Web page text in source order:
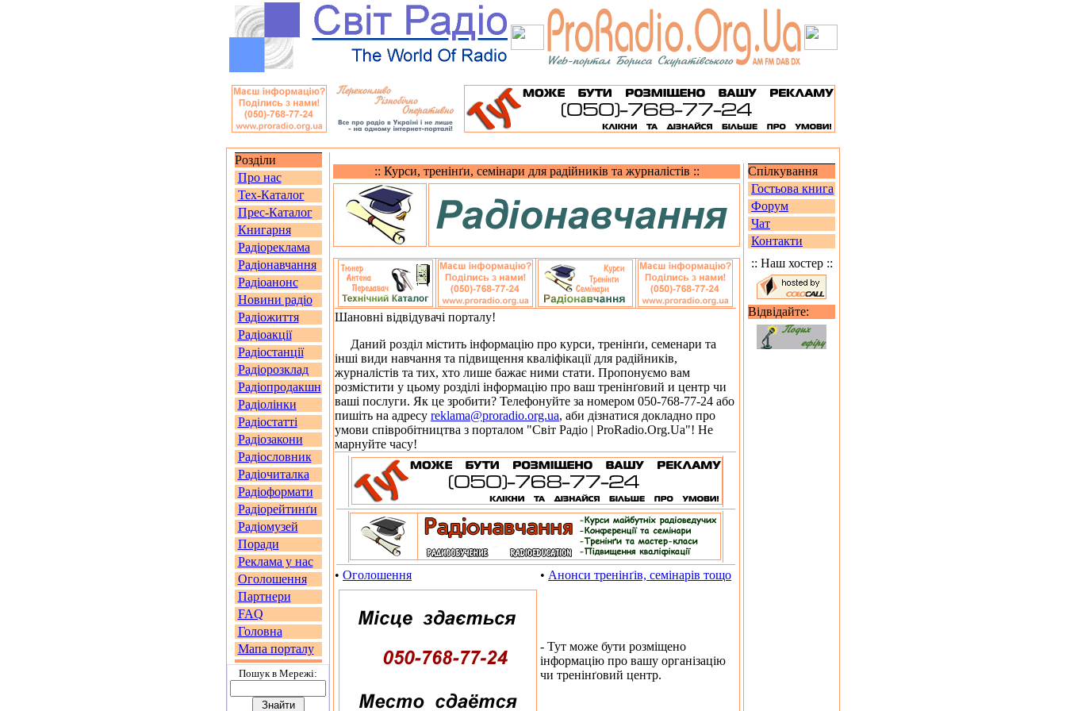
Розділи
Про нас
Тех-Каталог
Прес-Каталог
Книгарня
Радіореклама
Радіонавчання
Радіоанонс
Новини радіо
Радіожиття
Радіоакції
Радіостанції
Радіорозклад
Радіопродакшн
Радіолінки
Радіостатті
Радіозакони
Радіословник
Радіочиталка
Радіоформати
Радіорейтинґи
Радіомузей
Поради
Реклама у нас
Оголошення
Партнери
FAQ
Головна
Мапа порталу
Пошук в Мережi:
Спілкування
Гостьова книга
Форум
Чат
Контакти
:: Курси, тренінґи, семінари для радійників та журналістів ::
Шановні відвідувачі порталу!
Даний розділ містить інформацію про курси, тренінґи, семенари та
інші види навчання та підвищення кваліфікації для радійників,
журналістів та тих, хто лише бажає ними стати. Пропонуємо вам
розмістити у цьому розділі інформацію про ваш тренінґовий и центр чи
ваші послуги. Як це зробити? Телефонуйте за номером 050-768-77-24 або
пишіть на адресу reklama@proradio.org.ua, аби дізнатися докладно про
умови співробітництва з порталом "Світ Радіо | ProRadio.Org.Ua"! Не
марнуйте часу!
• Оголошення • Анонси тренінґів, семінарів тощо
- Тут може бути розміщено
інформацію про вашу організацію
чи тренінґовий центр.
:: Наш хостер ::
Відвідайте: